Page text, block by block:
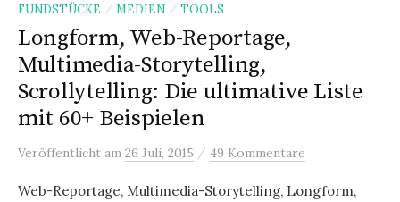
FUNDSTÜCKE / MEDIEN / TOOLS
Longform, Web-Reportage,
Multimedia-Storytelling,
Scrollytelling: Die ultimative Liste
mit 60+ Beispielen
Veröffentlicht am 26 Juli, 2015 / 49 Kommentare
Web-Reportage, Multimedia-Storytelling, Longform,